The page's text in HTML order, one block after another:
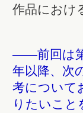
作品におけ
――前回は
年以降、次
考について
りたいこ